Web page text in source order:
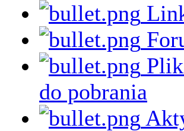
do pobrania